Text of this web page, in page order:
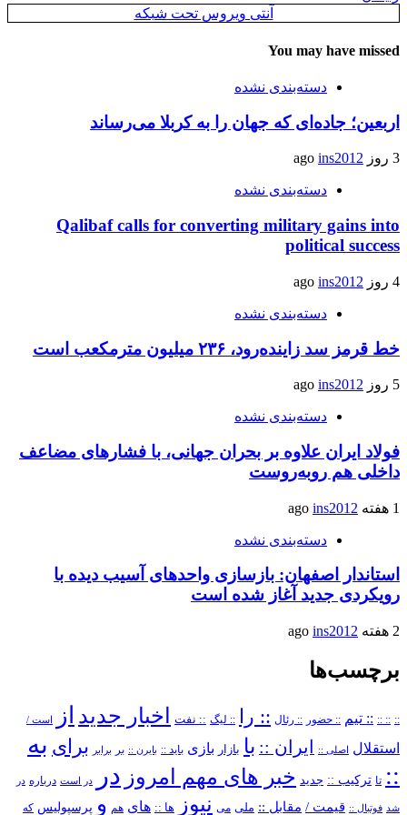
آنتی ویروس تحت شبکه
You may have missed
دسته‌بندی نشده
اربعین؛ جاده‌ای که جهان را به کربلا می‌رساند
3 روز ago ins2012
دسته‌بندی نشده
Qalibaf calls for converting military gains into
political success
4 روز ago ins2012
دسته‌بندی نشده
خط قرمز سد زاینده‌رود، ۲۳۶ میلیون مترمکعب است
5 روز ago ins2012
دسته‌بندی نشده
فولاد ایران علاوه بر بحران جهانی، با فشارهای مضاعف
داخلی هم روبه‌روست
1 هفته ago ins2012
دسته‌بندی نشده
استاندار اصفهان: بازسازی واحدهای آسیب دیده با
رویکردی جدید آغاز شده است
2 هفته ago ins2012
برچسب‌ها
::
:: :: :: تیم :: حضور :: رئال :: را :: لیگ :: نفت اخبار جدید از است /
استقلال اصلی :: ایران :: با بازار بازی باید :: بایرن :: بر برابر برای به
:: تا ترکیب :: جدید خبر های مهم امروز در در است درباره در
شد فوتبال :: قیمت / مقابل :: ملی می نیوز ها :: های هم و پرسپولیس که